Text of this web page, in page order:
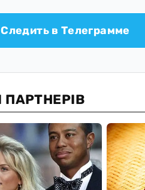
Следить в Телеграмме